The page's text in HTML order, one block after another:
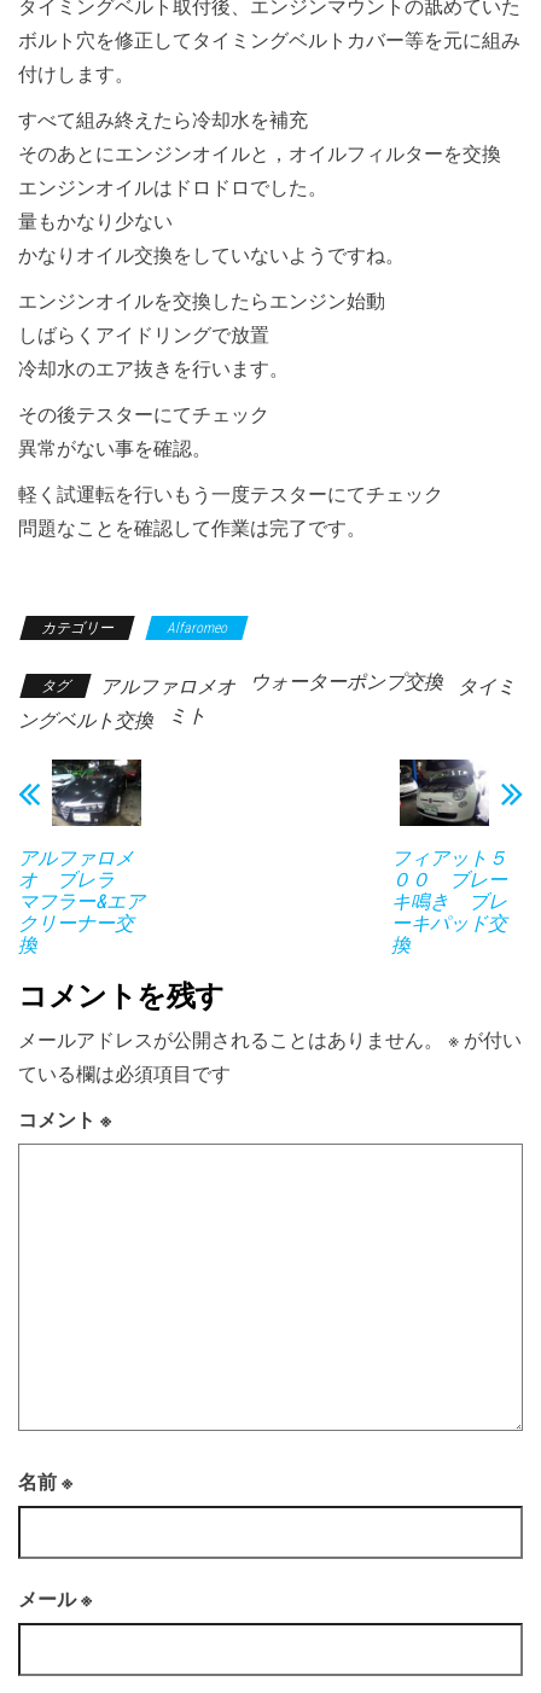
タイミングベルト取付後、エンジンマウントの舐めていた
ボルト穴を修正してタイミングベルトカバー等を元に組み
付けします。
すべて組み終えたら冷却水を補充
そのあとにエンジンオイルと，オイルフィルターを交換
エンジンオイルはドロドロでした。
量もかなり少ない
かなりオイル交換をしていないようですね。
エンジンオイルを交換したらエンジン始動
しばらくアイドリングで放置
冷却水のエア抜きを行います。
その後テスターにてチェック
異常がない事を確認。
軽く試運転を行いもう一度テスターにてチェック
問題なことを確認して作業は完了です。
カテゴリー Alfaromeo
タグ アルファロメオ ウォーターポンプ交換
タイミ
ングベルト交換
ミト
アルファロメ
オ ブレラ
マフラー&エア
クリーナー交
換
フィアット５
００ ブレー
キ鳴き ブレ
ーキパッド交
換
コメントを残す
メールアドレスが公開されることはありません。 ※ が付い
ている欄は必須項目です
コメント ※
名前 ※
メール※